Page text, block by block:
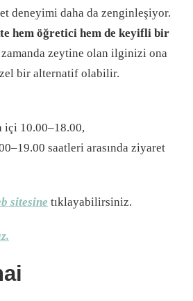
deneyimi daha da zenginleşiyor.
hem öğretici hem de keyifli bir
zamanda zeytine olan ilginizi ona
bir alternatif olabilir.
içi 10.00–18.00,
saatleri arasında ziyaret
sitesine tıklayabilirsiniz.